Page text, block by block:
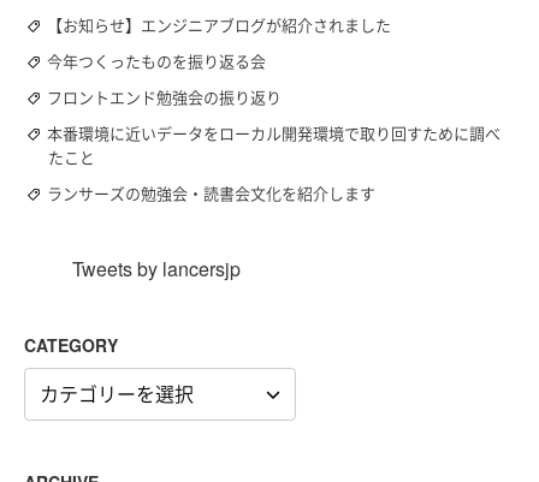
【お知らせ】エンジニアブログが紹介されました
今年つくったものを振り返る会
フロントエンド勉強会の振り返り
本番環境に近いデータをローカル開発環境で取り回すために調べ
たこと
ランサーズの勉強会・読書会文化を紹介します
Tweets by lancersjp
CATEGORY
CATEGORY